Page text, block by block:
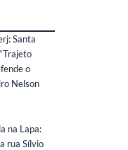
Santa
o
Nelson
na Lapa:
rua Sílvio